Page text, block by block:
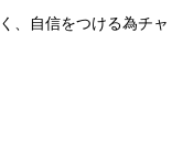
、自信をつける為チャ